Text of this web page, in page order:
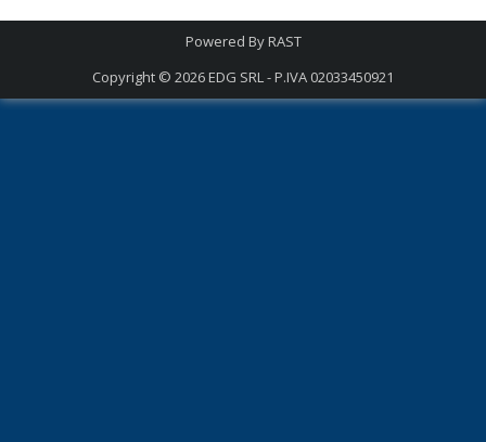
Powered ByRAST
Copyright © 2026EDG SRL - P.IVA 02033450921